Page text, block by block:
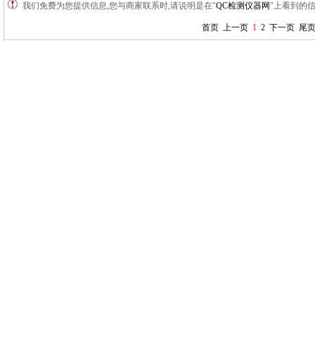
我们免费为您提供信息,您与商家联系时,请说明是在"QC检测仪器网"上看到的
首页 上一页1 2 下一页 尾页